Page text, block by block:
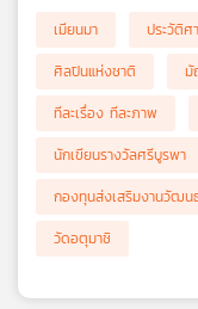
เมียนมา ประวัติศ
ศิลปินแห่งชาติ
มั
ทีละเรื่อง ทีละภาพ
นักเขียนรางวัลศรีบูรพา
กองทุนส่งเสริมงานวัฒน
วัดอตุมาชิ